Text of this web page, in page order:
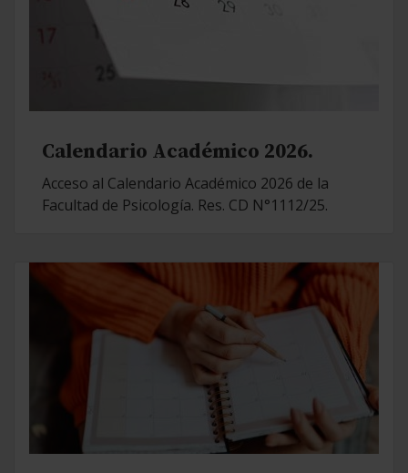
Calendario Académico 2026.
Acceso al Calendario Académico 2026 de la
Facultad de Psicología. Res. CD N°1112/25.